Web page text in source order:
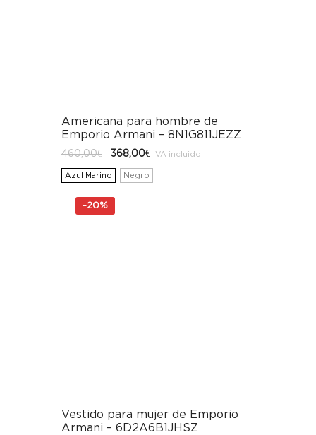
Americana para hombre de
Emporio Armani – 8N1G811JEZZ
460,00€
El
precio
original
era:
368,00€El
actual
es:
IVA incluido
Azul Marino Negro
-20%
Vestido para mujer de Emporio
Armani – 6D2A6B1JHSZ